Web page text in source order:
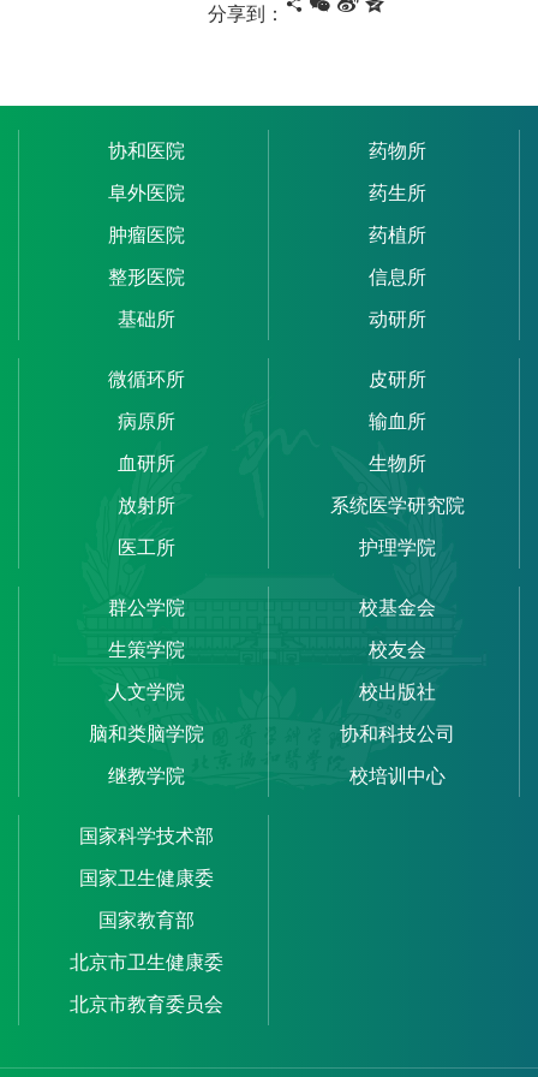
分享到：
协和医院
阜外医院
肿瘤医院
整形医院
基础所
药物所
药生所
药植所
信息所
动研所
微循环所
病原所
血研所
放射所
医工所
皮研所
输血所
生物所
系统医学研究院
护理学院
群公学院
生策学院
人文学院
脑和类脑学院
继教学院
校基金会
校友会
校出版社
协和科技公司
校培训中心
国家科学技术部
国家卫生健康委
国家教育部
北京市卫生健康委
北京市教育委员会